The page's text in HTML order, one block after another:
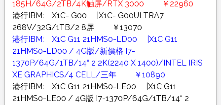
185H/64G/2TB/4K触屏/RTX 3000 ￥22960
港行IBM: X1C- G00 |X1C- G00ULTRA7
268V/32G/1TB/2 8屏 ￥13070
港行IBM: X1C G11 21HMS0-LD00 |X1C G11
21HMS0-LD00 / 4G版/新價格 I7-
1370P/64G/1TB/14“ 2 2K(2240 X 1400)/INTEL IRIS
XE GRAPHICS/4 CELL/三年 ￥10890
港行IBM: X1C G11 21HMS0-LE00 |X1C G11
21HMS0-LE00 / 4G版 I7-1370P/64G/1TB/14“ 2